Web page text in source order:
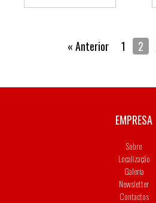
« Anterior 1 2
EMPRESA
Sobre
Localização
Galeria
Newsletter
Contactos